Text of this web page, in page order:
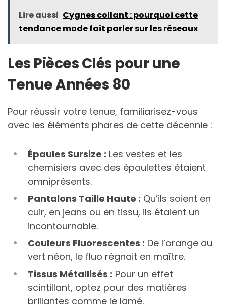
Lire aussi Cygnes collant : pourquoi cette
tendance mode fait parler sur les réseaux
Les Pièces Clés pour une
Tenue Années 80
Pour réussir votre tenue, familiarisez-vous
avec les éléments phares de cette décennie :
Épaules Sursize : Les vestes et les
chemisiers avec des épaulettes étaient
omniprésents.
Pantalons Taille Haute : Qu’ils soient en
cuir, en jeans ou en tissu, ils étaient un
incontournable.
Couleurs Fluorescentes : De l’orange au
vert néon, le fluo régnait en maître.
Tissus Métallisés : Pour un effet
scintillant, optez pour des matières
brillantes comme le lamé.